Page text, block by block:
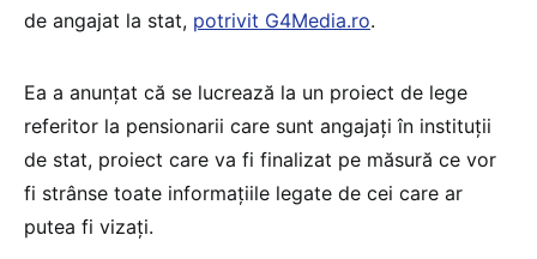
de angajat la stat, potrivit G4Media.ro.
Ea a anunţat că se lucrează la un proiect de lege
referitor la pensionarii care sunt angajaţi în instituţii
de stat, proiect care va fi finalizat pe măsură ce vor
fi strânse toate informaţiile legate de cei care ar
putea fi vizaţi.